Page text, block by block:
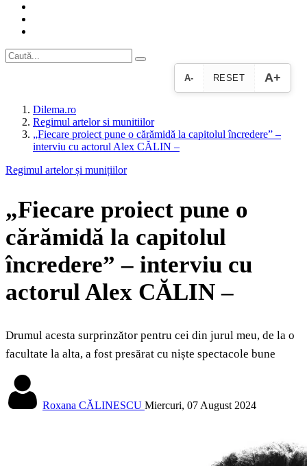
A- RESET A+
Dilema.ro
Regimul artelor si munitiilor
„Fiecare proiect pune o cărămidă la capitolul încredere” –
interviu cu actorul Alex CĂLIN –
Regimul artelor și munițiilor
„Fiecare proiect pune o
cărămidă la capitolul
încredere” – interviu cu
actorul Alex CĂLIN –
Drumul acesta surprinzător pentru cei din jurul meu, de la o
facultate la alta, a fost presărat cu niște spectacole bune
Roxana CĂLINESCU Miercuri, 07 August 2024